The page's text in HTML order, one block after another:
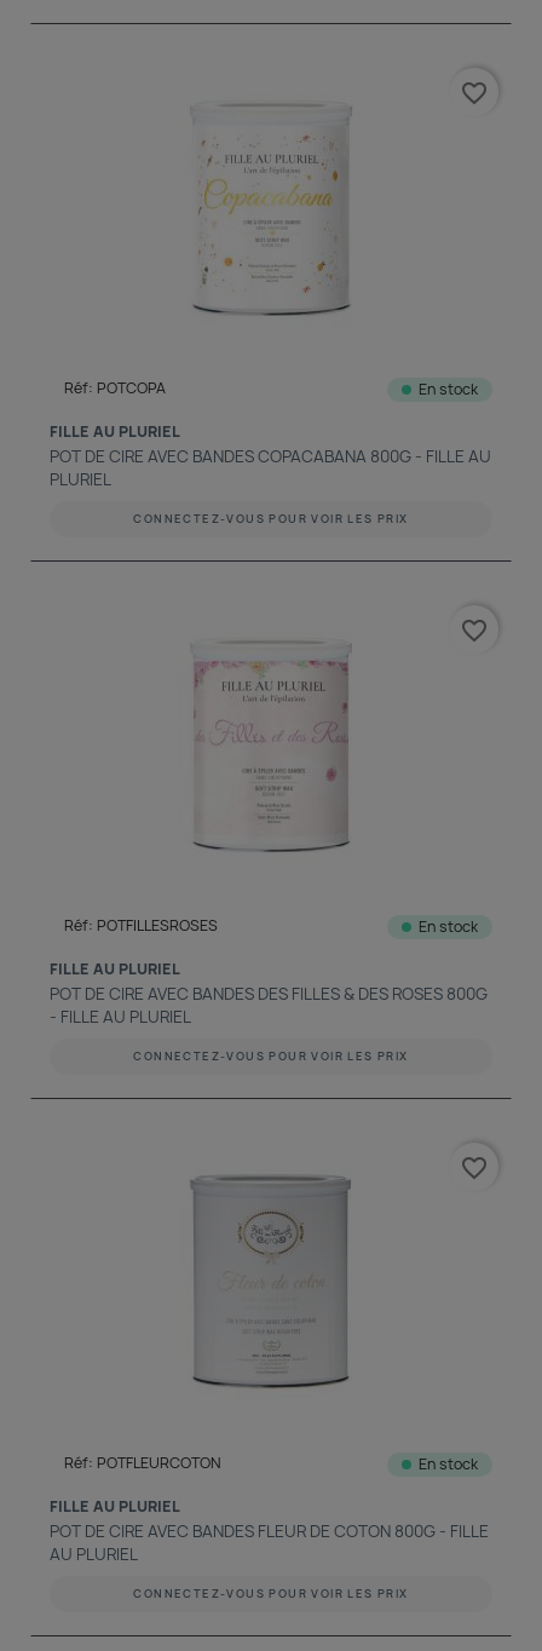
Réf: POTCOPA En stock
FILLE AU PLURIEL
POT DE CIRE AVEC BANDES COPACABANA 800G - FILLE AU
PLURIEL
CONNECTEZ-VOUS POUR VOIR LES PRIX
favorite_border
Réf: POTFILLESROSES En stock
FILLE AU PLURIEL
POT DE CIRE AVEC BANDES DES FILLES & DES ROSES 800G
- FILLE AU PLURIEL
CONNECTEZ-VOUS POUR VOIR LES PRIX
favorite_border
Réf: POTFLEURCOTON En stock
FILLE AU PLURIEL
POT DE CIRE AVEC BANDES FLEUR DE COTON 800G - FILLE
AU PLURIEL
CONNECTEZ-VOUS POUR VOIR LES PRIX
favorite_border